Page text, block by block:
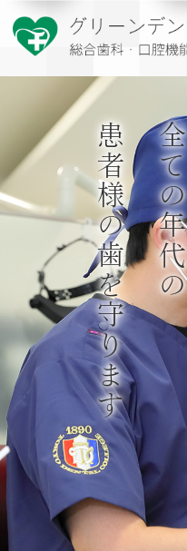
全ての年代の
患者様の歯を守ります